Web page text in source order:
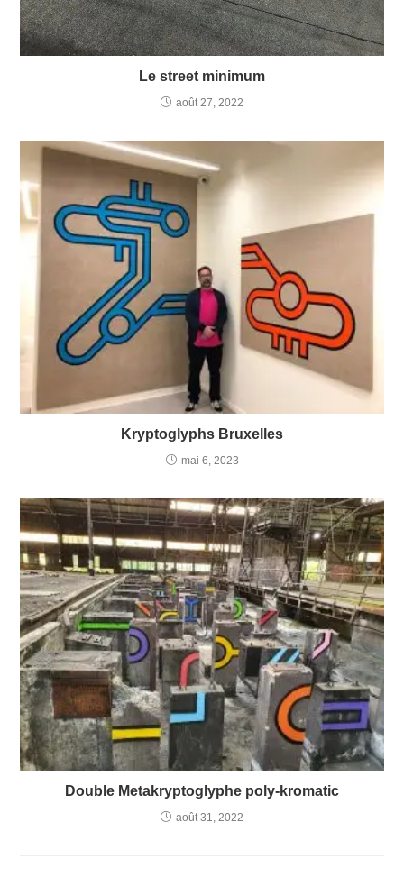
Le street minimum
août 27, 2022
Kryptoglyphs Bruxelles
mai 6, 2023
Double Metakryptoglyphe poly-kromatic
août 31, 2022